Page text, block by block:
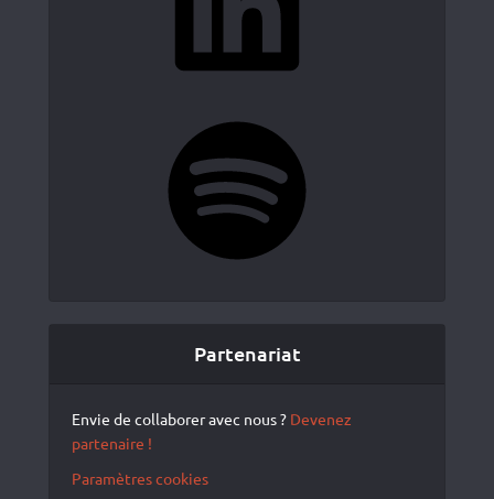
Partenariat
Envie de collaborer avec nous ? Devenez
partenaire !
Paramètres cookies